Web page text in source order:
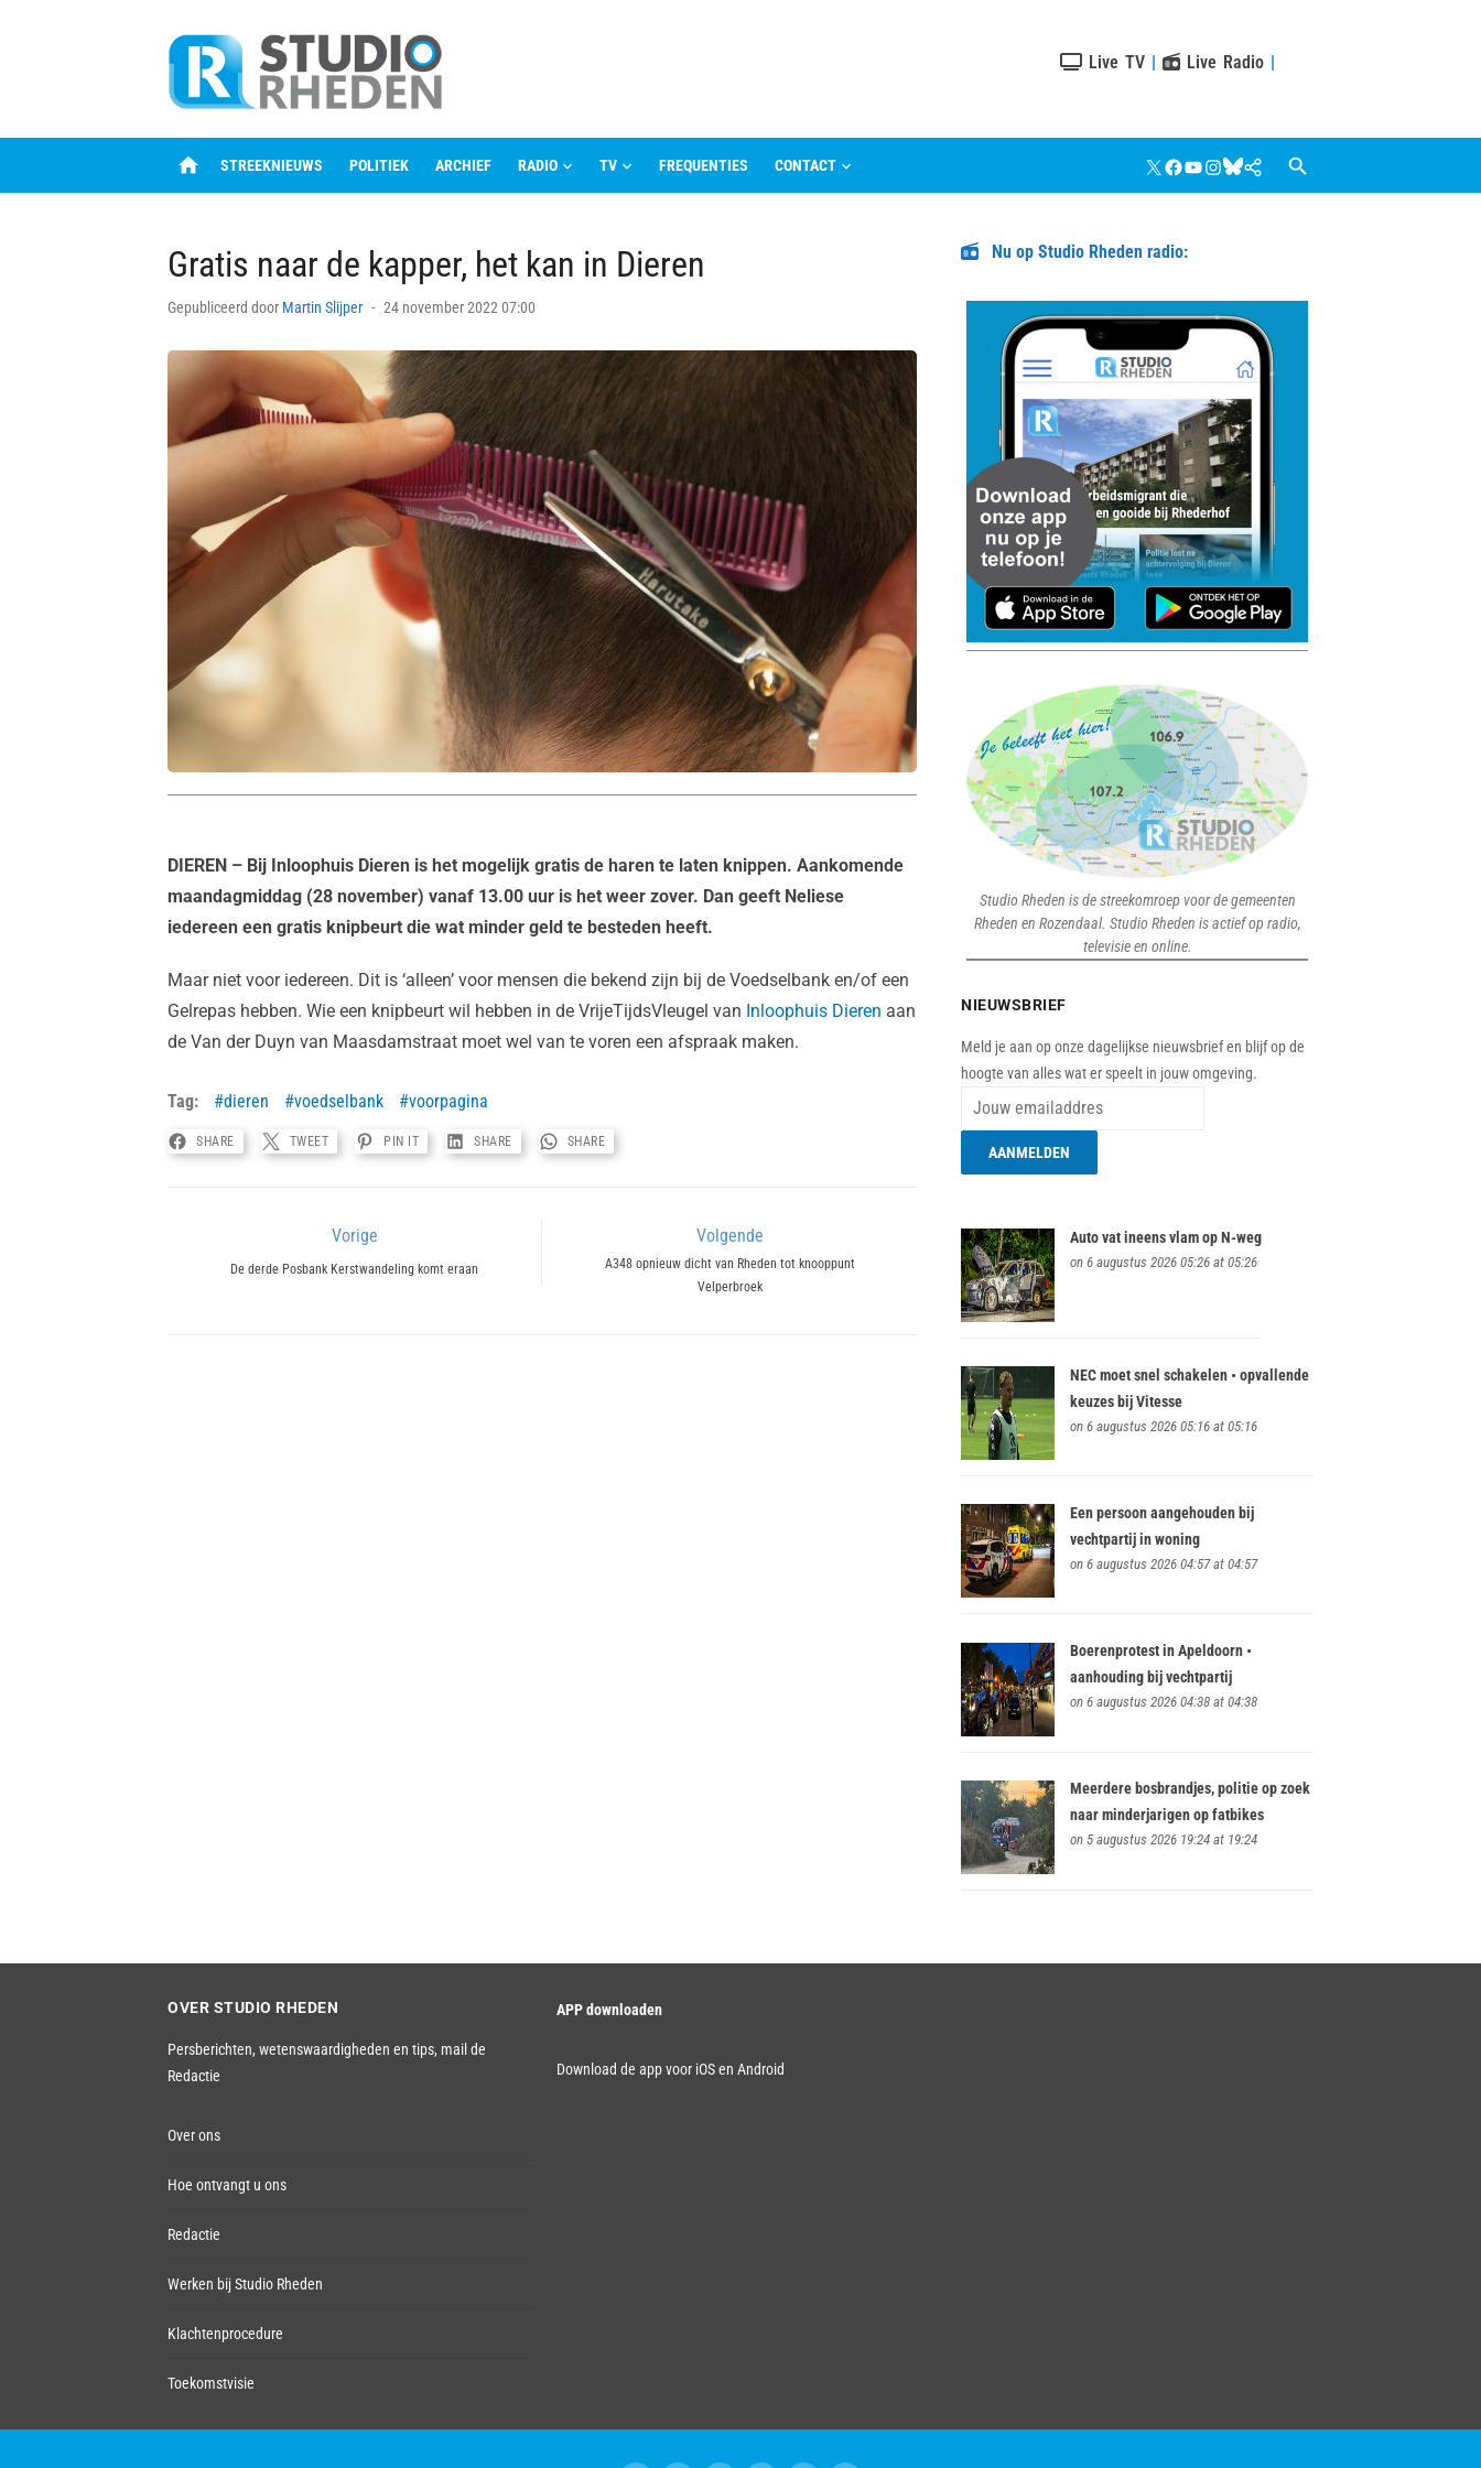
Live TV | Live Radio |
home STREEKNIEUWS POLITIEK ARCHIEF RADIO TV FREQUENTIES CONTACT X Facebook
YouTube
Instagram
Bluesky
Google
Nieuws
Gratis naar de kapper, het kan in Dieren
Gepubliceerd door Martin Slijper
Posted
24 november 2022 07:00
DIEREN – Bij Inloophuis Dieren is het mogelijk gratis de haren te laten knippen. Aankomende
maandagmiddag (28 november) vanaf 13.00 uur is het weer zover. Dan geeft Neliese
iedereen een gratis knipbeurt die wat minder geld te besteden heeft.
Maar niet voor iedereen. Dit is ‘alleen’ voor mensen die bekend zijn bij de Voedselbank en/of een
Gelrepas hebben. Wie een knipbeurt wil hebben in de VrijeTijdsVleugel van Inloophuis Dieren aan
de Van der Duyn van Maasdamstraat moet wel van te voren een afspraak maken.
Tag: dieren voedselbank voorpagina
SHARE TWEET PIN IT SHARE SHARE
navigatie
Vorige
Previous
De derde Posbank Kerstwandeling komt eraan
Volgende
NextA348 opnieuw dicht van Rheden tot knooppunt
Velperbroek
Nu op Studio Rheden radio:
Studio Rheden is de streekomroep voor de gemeenten
Rheden en Rozendaal. Studio Rheden is actief op radio,
televisie en online.
NIEUWSBRIEF
Meld je aan op onze dagelijkse nieuwsbrief en blijf op de
hoogte van alles wat er speelt in jouw omgeving.
Auto vat ineens vlam op N-weg
on 6 augustus 2026 05:26 at 05:26
NEC moet snel schakelen • opvallende
keuzes bij Vitesse
on 6 augustus 2026 05:16 at 05:16
Een persoon aangehouden bij
vechtpartij in woning
on 6 augustus 2026 04:57 at 04:57
Boerenprotest in Apeldoorn •
aanhouding bij vechtpartij
on 6 augustus 2026 04:38 at 04:38
Meerdere bosbrandjes, politie op zoek
naar minderjarigen op fatbikes
on 5 augustus 2026 19:24 at 19:24
OVER STUDIO RHEDEN
Persberichten, wetenswaardigheden en tips, mail de
Redactie
Over ons
Hoe ontvangt u ons
Redactie
Werken bij Studio Rheden
Klachtenprocedure
Toekomstvisie
APP downloaden
Download de app voor iOS en Android